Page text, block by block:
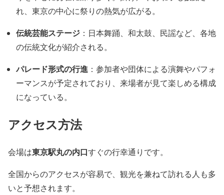
れ、東京の中心に祭りの熱気が広がる。
伝統芸能ステージ ：日本舞踊、和太鼓、民謡など、各地
の伝統文化が紹介される。
パレード形式の行進 ：参加者や団体による演舞やパフォ
ーマンスが予定されており、来場者が見て楽しめる構成
になっている。
アクセス方法
会場は東京駅丸の内口すぐの行幸通りです。
全国からのアクセスが容易で、観光を兼ねて訪れる人も多
いと予想されます。